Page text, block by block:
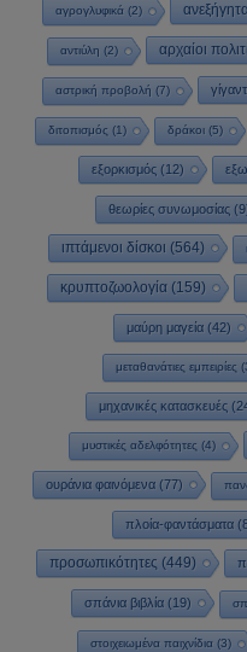
αγρογλυφικά (2)
αντιύλη (2) αρχαίοι
αστρική προβολή (7)
διτοπισμός (1) δράκοι(5)
εξορκισμός(12)
θεωρίες συνωμοσίας
ιπτάμενοι δίσκοι (564)
κρυπτοζωολογία(159)
μαύρη μαγεία(42)
μεταθανάτιες εμπειρίες
μηχανικές κατασκευές
μυστικές αδελφότητες (4)
ουράνια φαινόμενα(77)
πλοία-φαντάσματα
προσωπικότητες (449)
σπάνια βιβλία (19)
στοιχειωμένα παιχνίδια(3)